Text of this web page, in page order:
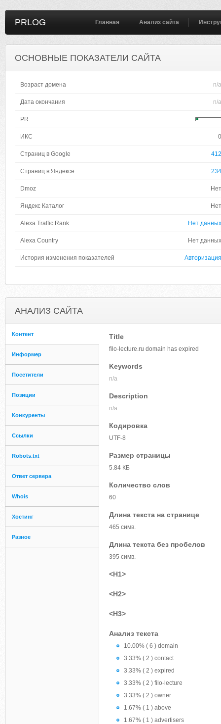
PRLOG Главная Анализ сайта
ОСНОВНЫЕ ПОКАЗАТЕЛИ САЙТА
Возраст домена n/a
Дата окончания n/a
PR
ИКС 0
Страниц в Google 412
Страниц в Яндексе 234
Dmoz Нет
Яндекс Каталог Нет
Alexa Traffic Rank Нет данных
Alexa Country Нет данных
История изменения показателей Авторизация
АНАЛИЗ САЙТА
Контент
Информер
Посетители
Позиции
Конкуренты
Ссылки
Robots.txt
Ответ сервера
Whois
Хостинг
Разное
Title
filo-lecture.ru domain has expired
Keywords
n/a
Description
n/a
Кодировка
UTF-8
Размер страницы
5.84 КБ
Количество слов
60
Длина текста на странице
465 симв.
Длина текста без пробелов
395 симв.
<H1>
<H2>
<H3>
Анализ текста
10.00% ( 6 ) domain
3.33% ( 2 ) contact
3.33% ( 2 ) expired
3.33% ( 2 ) filo-lecture
3.33% ( 2 ) owner
1.67% ( 1 ) above
1.67% ( 1 ) advertisers